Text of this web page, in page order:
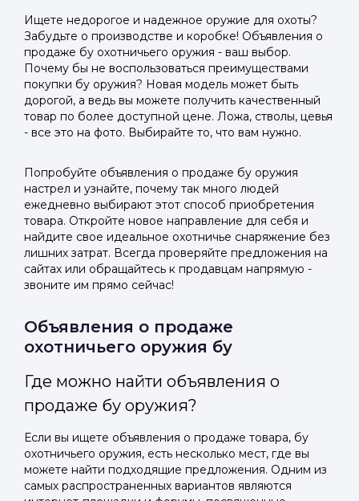
Ищете недорогое и надежное оружие для охоты?
Забудьте о производстве и коробке! Объявления о
продаже бу охотничьего оружия - ваш выбор.
Почему бы не воспользоваться преимуществами
покупки бу оружия? Новая модель может быть
дорогой, а ведь вы можете получить качественный
товар по более доступной цене. Ложа, стволы, цевья
- все это на фото. Выбирайте то, что вам нужно.
Попробуйте объявления о продаже бу оружия
настрел и узнайте, почему так много людей
ежедневно выбирают этот способ приобретения
товара. Откройте новое направление для себя и
найдите свое идеальное охотничье снаряжение без
лишних затрат. Всегда проверяйте предложения на
сайтах или обращайтесь к продавцам напрямую -
звоните им прямо сейчас!
Объявления о продаже
охотничьего оружия бу
Где можно найти объявления о
продаже бу оружия?
Если вы ищете объявления о продаже товара, бу
охотничьего оружия, есть несколько мест, где вы
можете найти подходящие предложения. Одним из
самых распространенных вариантов являются